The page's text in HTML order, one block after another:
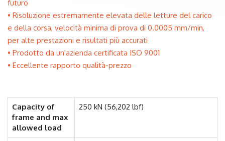
futuro
Risoluzione estremamente elevata delle letture del carico
e della corsa, velocità minima di prova di 0.0005 mm/min,
per alte prestazioni e risultati più accurati
Prodotto da un'azienda certificata ISO 9001
Eccellente rapporto qualità-prezzo
Capacity of
frame and max
allowed load
250 kN (56,202 lbf)